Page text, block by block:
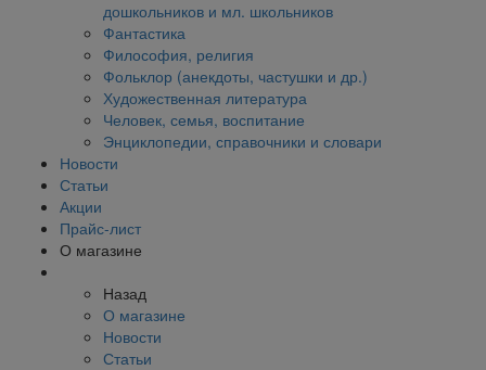
дошкольников и мл. школьников
Фантастика
Философия, религия
Фольклор (анекдоты, частушки и др.)
Художественная литература
Человек, семья, воспитание
Энциклопедии, справочники и словари
Новости
Статьи
Акции
Прайс-лист
О магазине
Назад
О магазине
Новости
Статьи